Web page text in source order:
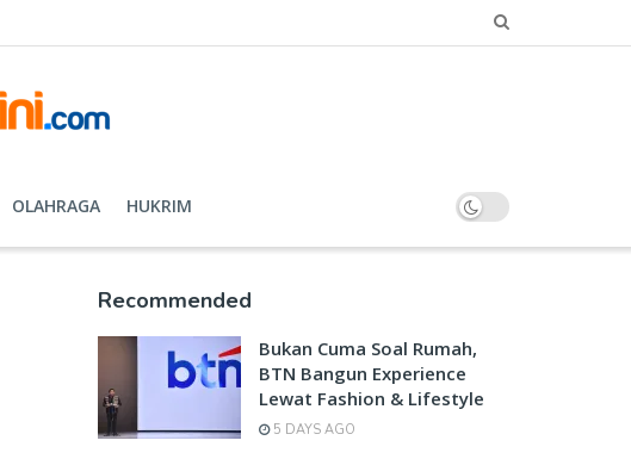
OLAHRAGA HUKRIM
Recommended
Bukan Cuma Soal Rumah,
BTN Bangun Experience
Lewat Fashion & Lifestyle
5 DAYS AGO